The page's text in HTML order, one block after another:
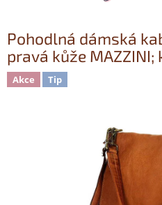
Pohodlná dámská
pravá kůže MAZZINI;
Akce Tip